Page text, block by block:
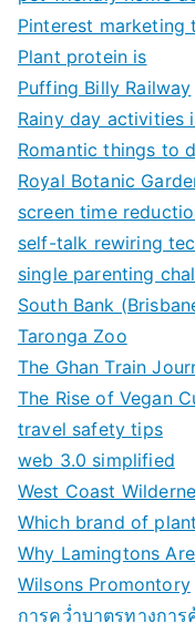
Pinterest marketing
Plant protein is
Puffing Billy Railway
Rainy day activities
Romantic things to
Royal Botanic
screen time
self-talk rewiring
single parenting
South Bank
Taronga Zoo
The Ghan Train
The Rise of Vegan
travel safety tips
web 3.0 simplified
West Coast
Which brand of
Why Lamingtons
Wilsons Promontory
การคว่ำบาตรทางการ